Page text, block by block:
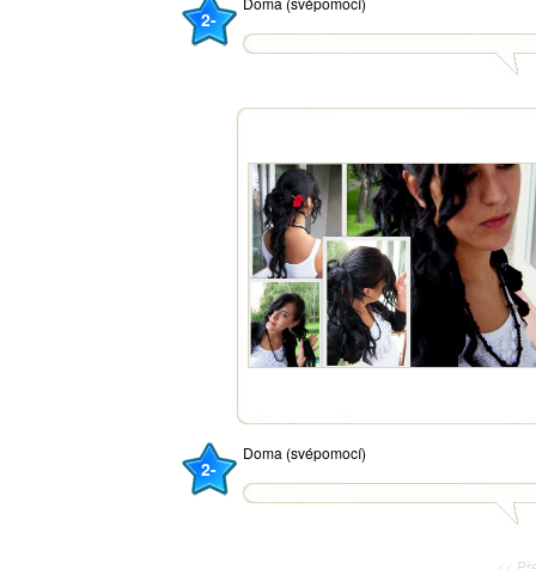
2-
2-
Doma (svépomocí)